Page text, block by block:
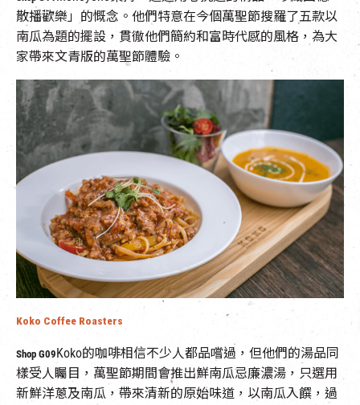
散播歡樂」的慨念。他們特意在今個萬聖節搜羅了五款以
南瓜為題的擺設，貫徹他們簡約和富時代感的風格，為大
家帶來文青版的萬聖節體驗。
Koko Coffee Roasters
Shop G09Koko的咖啡相信不少人都品嚐過，但他們的湯品同
樣受人矚目，萬聖節期間會推出鮮南瓜忌廉濃湯，只選用
新鮮洋蔥及南瓜，帶來清新的原始味道，以南瓜入饌，過